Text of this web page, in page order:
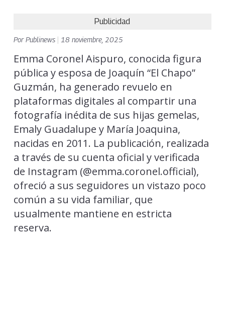
Publicidad
PorPublinews 18 noviembre, 2025
Emma Coronel Aispuro, conocida figura
pública y esposa de Joaquín “El Chapo”
Guzmán, ha generado revuelo en
plataformas digitales al compartir una
fotografía inédita de sus hijas gemelas,
Emaly Guadalupe y María Joaquina,
nacidas en 2011. La publicación, realizada
a través de su cuenta oficial y verificada
de Instagram (@emma.coronel.official),
ofreció a sus seguidores un vistazo poco
común a su vida familiar, que
usualmente mantiene en estricta
reserva.